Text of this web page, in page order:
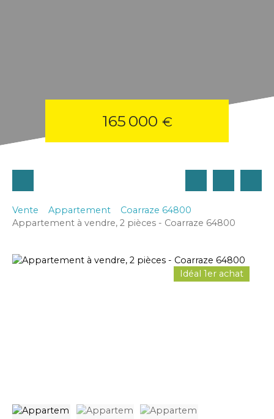
165 000 €
Vente Appartement
Coarraze 64800
Appartement à vendre, 2 pièces - Coarraze 64800
Idéal 1er achat